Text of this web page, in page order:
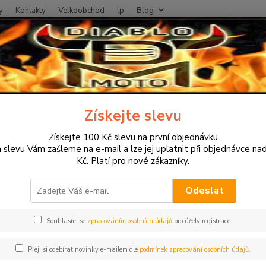
Kontakty Velkoobchod lp Blog
Hledat
a příslušenství Proužky na ráfky Proužky na ráfky
na ráfky motocyklu šířka
kola
jeden
Získejte slevu
Získejte 100 Kč slevu na první objednávku
slevu Vám zašleme na e-mail a lze jej uplatnit při objednávce
Kč. Platí pro nové zákazníky.
Odeslat
Souhlasím se zpracováním osobních údajů pro účely registrace.
Přeji si odebírat novinky e-mailem dle podmínek zpracování osobních údajů.